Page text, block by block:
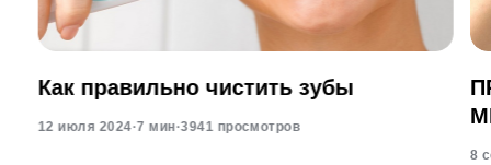
Как правильно чистить зубы
12 июля 2024·7 мин·3941 просмотров
8